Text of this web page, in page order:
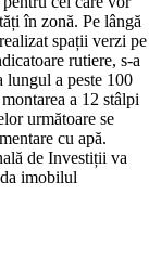
în zonă. Pe lângă
spații verzi pe
rutiere, s-a
lungul a peste 100
a 12 stâlpi
următoare se
cu apă.
de Investiții va
imobilul